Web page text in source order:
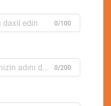
0/100
0/200